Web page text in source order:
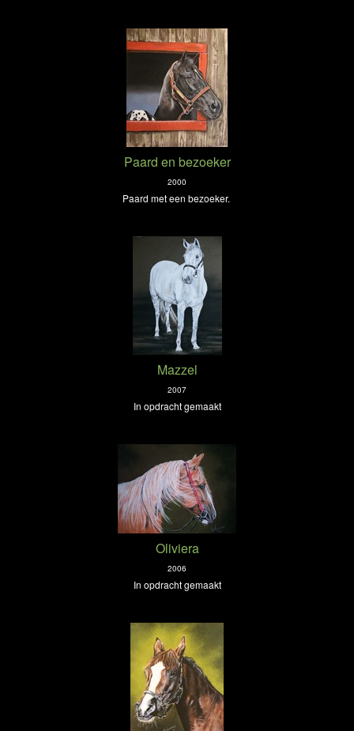
Paard en bezoeker
2000
Paard met een bezoeker.
Mazzel
2007
In opdracht gemaakt
Oliviera
2006
In opdracht gemaakt